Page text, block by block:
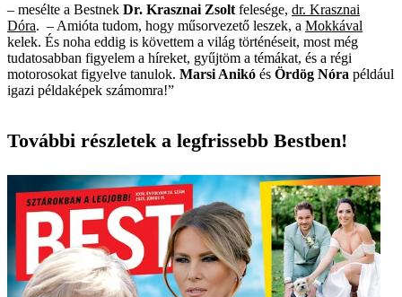
– mesélte a Bestnek Dr. Krasznai Zsolt felesége, dr. Krasznai
Dóra. – Amióta tudom, hogy műsorvezető leszek, a Mokkával
kelek. És noha eddig is követtem a világ történéseit, most még
tudatosabban figyelem a híreket, gyűjtöm a témákat, és a régi
motorosokat figyelve tanulok. Marsi Anikó és Ördög Nóra például
igazi példaképek számomra!”
További részletek a legfrissebb Bestben!